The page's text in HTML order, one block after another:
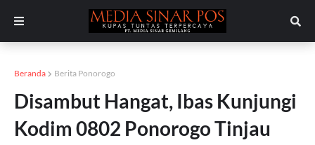
Beranda Berita Ponorogo
Disambut Hangat, Ibas Kunjungi
Kodim 0802 Ponorogo Tinjau